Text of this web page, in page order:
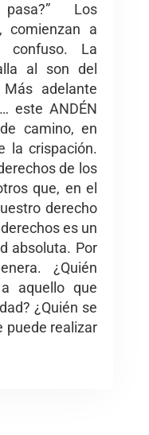
pasa?” Los
comienzan a
confuso. La
al son del
adelante
este ANDÉN
camino, en
la crispación.
de los
que, en el
derecho
es un
absoluta. Por
¿Quién
aquello que
¿Quién se
puede realizar